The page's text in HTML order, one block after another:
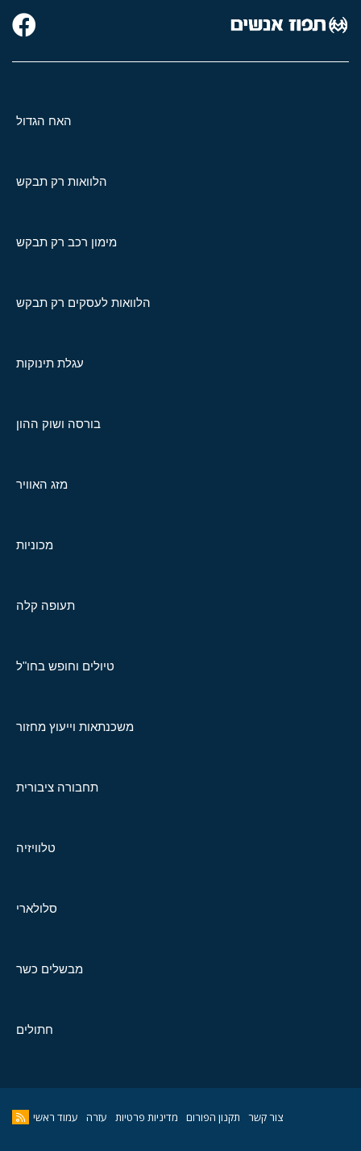
האח הגדול
הלוואות רק תבקש
מימון רכב רק תבקש
הלוואות לעסקים רק תבקש
עגלת תינוקות
בורסה ושוק ההון
מזג האוויר
מכוניות
תעופה קלה
טיולים וחופש בחו"ל
משכנתאות וייעוץ מחזור
תחבורה ציבורית
טלוויזיה
סלולארי
מבשלים כשר
חתולים
צור קשר תקנון הפורום מדיניות פרטיות עזרה עמוד ראשי